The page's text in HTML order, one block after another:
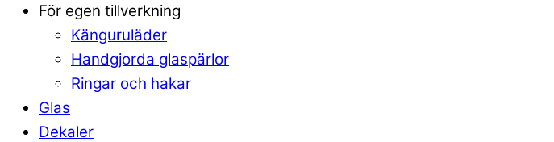
För egen tillverkning
Känguruläder
Handgjorda glaspärlor
Ringar och hakar
Glas
Dekaler